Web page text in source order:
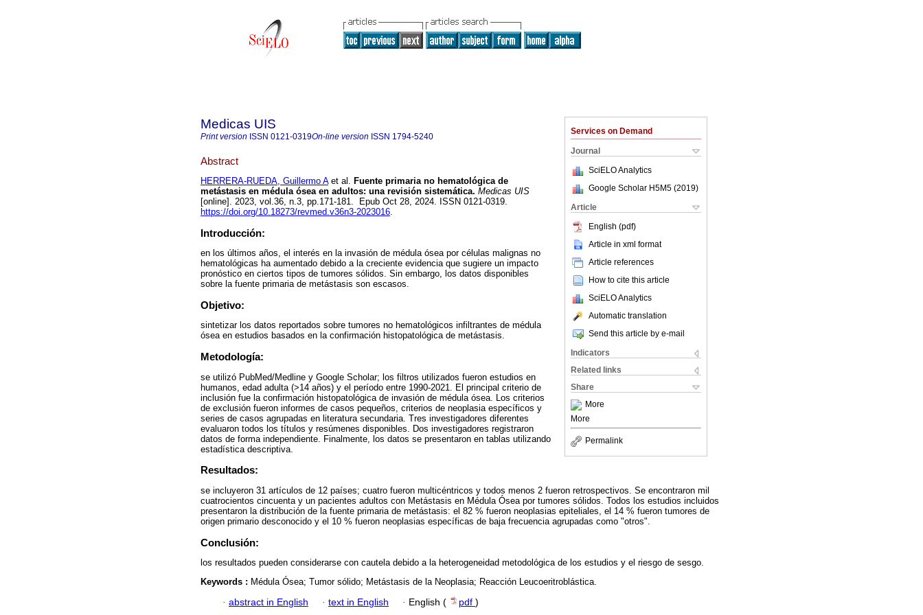
Services on Demand
Journal
SciELO Analytics
Google Scholar H5M5 (2019)
Article
English (pdf)
Article in xml format
Article references
How to cite this article
SciELO Analytics
Automatic translation
Send this article by e-mail
Indicators
Related links
Share
More
More
Permalink
Medicas UIS
Print version ISSN 0121-0319On-line version ISSN 1794-5240
Abstract
HERRERA-RUEDA, Guillermo Aet al. Fuente primaria no hematológica de
metástasis en médula ósea en adultos: una revisión sistemática. Medicas UIS
[online]. 2023, vol.36, n.3, pp.171-181. Epub Oct 28, 2024. ISSN 0121-0319.
https://doi.org/10.18273/revmed.v36n3-2023016.
Introducción:
en los últimos años, el interés en la invasión de médula ósea por células malignas no
hematológicas ha aumentado debido a la creciente evidencia que sugiere un impacto
pronóstico en ciertos tipos de tumores sólidos. Sin embargo, los datos disponibles
sobre la fuente primaria de metástasis son escasos.
Objetivo:
sintetizar los datos reportados sobre tumores no hematológicos infiltrantes de médula
ósea en estudios basados en la confirmación histopatológica de metástasis.
Metodología:
se utilizó PubMed/Medline y Google Scholar; los filtros utilizados fueron estudios en
humanos, edad adulta (>14 años) y el período entre 1990-2021. El principal criterio de
inclusión fue la confirmación histopatológica de invasión de médula ósea. Los criterios
de exclusión fueron informes de casos pequeños, criterios de neoplasia específicos y
series de casos agrupadas en literatura secundaria. Tres investigadores diferentes
evaluaron todos los títulos y resúmenes disponibles. Dos investigadores registraron
datos de forma independiente. Finalmente, los datos se presentaron en tablas utilizando
estadística descriptiva.
Resultados:
se incluyeron 31 artículos de 12 países; cuatro fueron multicéntricos y todos menos 2 fueron retrospectivos. Se encontraron mil
cuatrocientos cincuenta y un pacientes adultos con Metástasis en Médula Ósea por tumores sólidos. Todos los estudios incluidos
presentaron la distribución de la fuente primaria de metástasis: el 82 % fueron neoplasias epiteliales, el 14 % fueron tumores de
origen primario desconocido y el 10 % fueron neoplasias específicas de baja frecuencia agrupadas como "otros".
Conclusión:
los resultados pueden considerarse con cautela debido a la heterogeneidad metodológica de los estudios y el riesgo de sesgo.
Keywords : Médula Ósea; Tumor sólido; Metástasis de la Neoplasia; Reacción Leucoeritroblástica.
· abstract in English · text in English · English ( pdf )